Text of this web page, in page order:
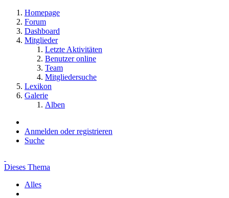
Homepage
Forum
Dashboard
Mitglieder
Letzte Aktivitäten
Benutzer online
Team
Mitgliedersuche
Lexikon
Galerie
Alben
Anmelden oder registrieren
Suche
Dieses Thema
Alles